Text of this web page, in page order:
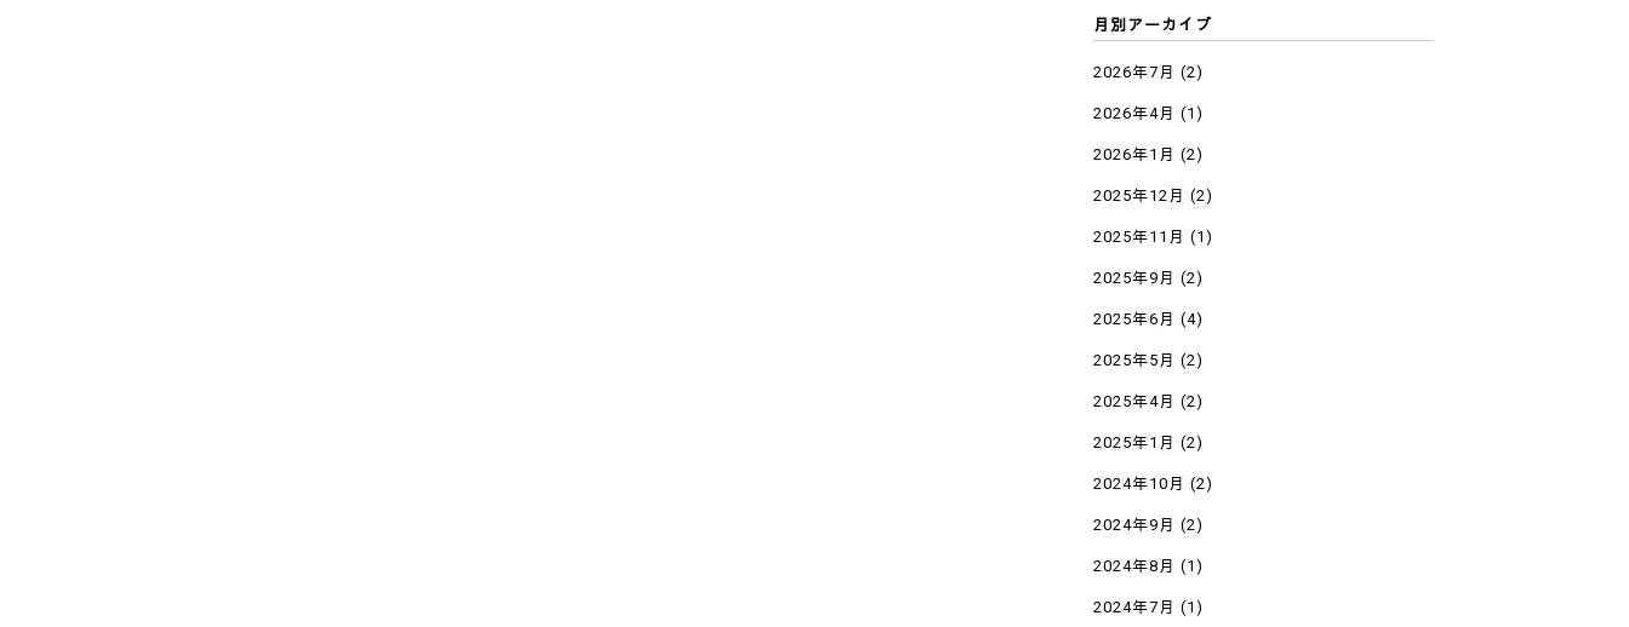
月別アーカイブ
2026年7月 (2)
2026年4月 (1)
2026年1月 (2)
2025年12月 (2)
2025年11月 (1)
2025年9月 (2)
2025年6月 (4)
2025年5月 (2)
2025年4月 (2)
2025年1月 (2)
2024年10月 (2)
2024年9月 (2)
2024年8月 (1)
2024年7月 (1)